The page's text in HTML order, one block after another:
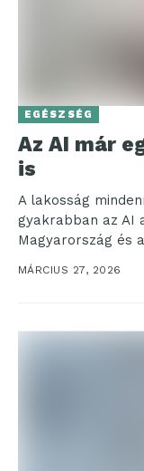
EGÉSZSÉG
Az AI már
is
A lakosság
gyakrabban az AI
Magyarország és
kutatása szerint...
MÁRCIUS 27, 2026